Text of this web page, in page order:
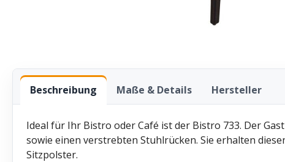
Beschreibung Maße & Details Hersteller
Ideal für Ihr Bistro oder Café ist der Bistro 733. Der
sowie einen verstrebten Stuhlrücken. Sie erhalten
Sitzpolster.